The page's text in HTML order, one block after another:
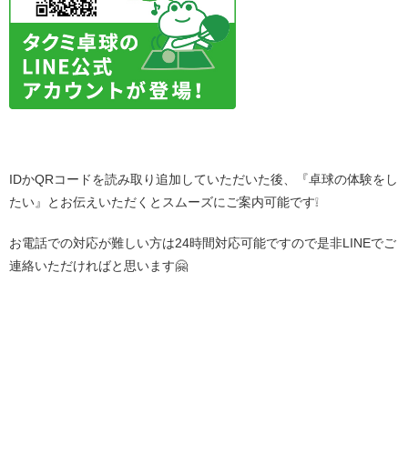
IDかQRコードを読み取り追加していただいた後、『卓球の体験をし
たい』とお伝えいただくとスムーズにご案内可能です❕
お電話での対応が難しい方は24時間対応可能ですので是非LINEでご
連絡いただければと思います🤗